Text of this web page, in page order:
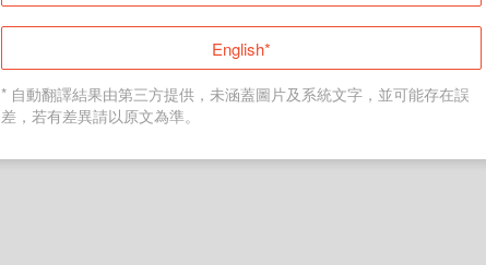
English*
* 自動翻譯結果由第三方提供，未涵蓋圖片及系統文字，並可能存在誤
差，若有差異請以原文為準。